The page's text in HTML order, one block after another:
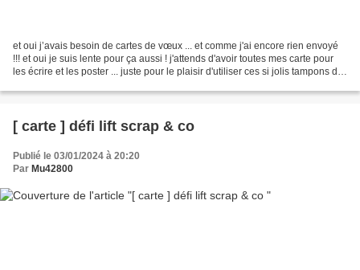
et oui j’avais besoin de cartes de vœux ... et comme j'ai encore rien envoyé
!!! et oui je suis lente pour ça aussi ! j'attends d'avoir toutes mes carte pour
les écrire et les poster ... juste pour le plaisir d'utiliser ces si jolis tampons de
[ carte ] défi lift scrap & co
Publié le 03/01/2024 à 20:20
Par Mu42800